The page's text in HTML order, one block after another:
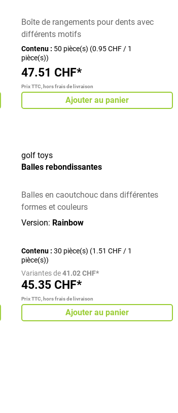
Boîte de rangements pour dents avec
différents motifs
Contenu : 50 pièce(s) (0.95 CHF / 1
pièce(s))
47.51 CHF*
Prix TTC, hors frais de livraison
Ajouter au panier
golf toys
Balles rebondissantes
Balles en caoutchouc dans différentes
formes et couleurs
Version: Rainbow
Contenu : 30 pièce(s) (1.51 CHF / 1
pièce(s))
Variantes de41.02 CHF*
45.35 CHF*
Prix TTC, hors frais de livraison
Ajouter au panier